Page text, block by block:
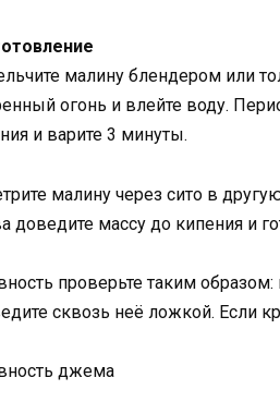
малину блендером или
огонь и влейте воду.
и варите 3 минуты.
малину через сито в
доведите массу до кипения и
проверьте таким
сквозь неё ложкой. Если
джема